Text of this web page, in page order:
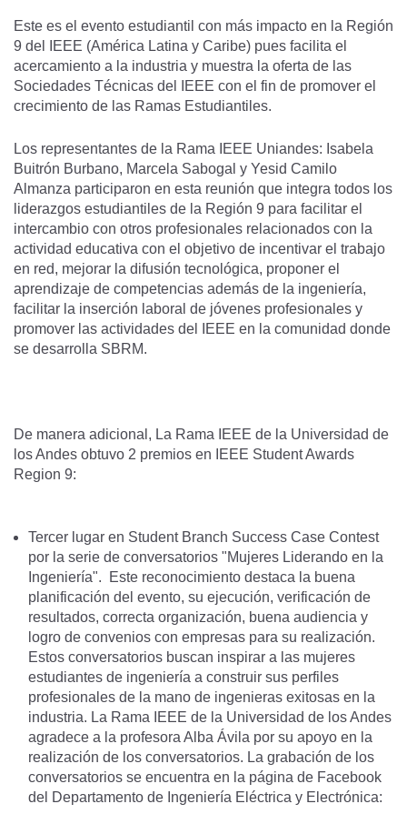
Este es el evento estudiantil con más impacto en la Región
9 del IEEE (América Latina y Caribe) pues facilita el
acercamiento a la industria y muestra la oferta de las
Sociedades Técnicas del IEEE con el fin de promover el
crecimiento de las Ramas Estudiantiles.
Los representantes de la Rama IEEE Uniandes: Isabela
Buitrón Burbano, Marcela Sabogal y Yesid Camilo
Almanza participaron en esta reunión que integra todos los
liderazgos estudiantiles de la Región 9 para facilitar el
intercambio con otros profesionales relacionados con la
actividad educativa con el objetivo de incentivar el trabajo
en red, mejorar la difusión tecnológica, proponer el
aprendizaje de competencias además de la ingeniería,
facilitar la inserción laboral de jóvenes profesionales y
promover las actividades del IEEE en la comunidad donde
se desarrolla SBRM.
De manera adicional, La Rama IEEE de la Universidad de
los Andes obtuvo 2 premios en IEEE Student Awards
Region 9:
Tercer lugar en Student Branch Success Case Contest
por la serie de conversatorios "Mujeres Liderando en la
Ingeniería". Este reconocimiento destaca la buena
planificación del evento, su ejecución, verificación de
resultados, correcta organización, buena audiencia y
logro de convenios con empresas para su realización.
Estos conversatorios buscan inspirar a las mujeres
estudiantes de ingeniería a construir sus perfiles
profesionales de la mano de ingenieras exitosas en la
industria. La Rama IEEE de la Universidad de los Andes
agradece a la profesora Alba Ávila por su apoyo en la
realización de los conversatorios. La grabación de los
conversatorios se encuentra en la página de Facebook
del Departamento de Ingeniería Eléctrica y Electrónica: